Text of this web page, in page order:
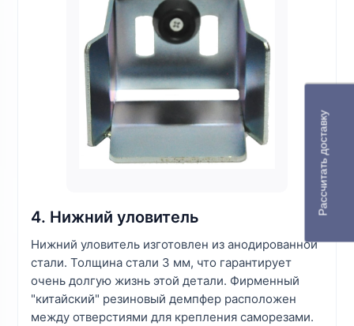
4. Нижний уловитель
Нижний уловитель изготовлен из анодированной
стали. Толщина стали 3 мм, что гарантирует
очень долгую жизнь этой детали. Фирменный
"китайский" резиновый демпфер расположен
между отверстиями для крепления саморезами.
Рассчитать доставку